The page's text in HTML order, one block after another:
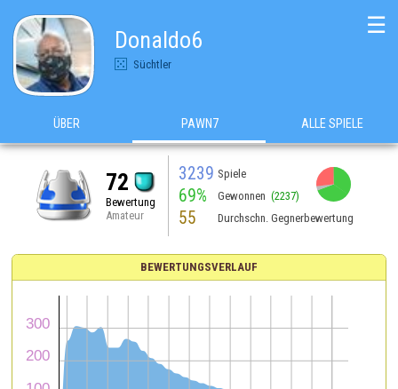
Donaldo6
Süchtler
☰
ÜBER PAWN7 ALLE SPIELE
72
Bewertung
Amateur
3239 Spiele
69% Gewonnen (2237)
55 Durchschn. Gegnerbewertung
BEWERTUNGSVERLAUF